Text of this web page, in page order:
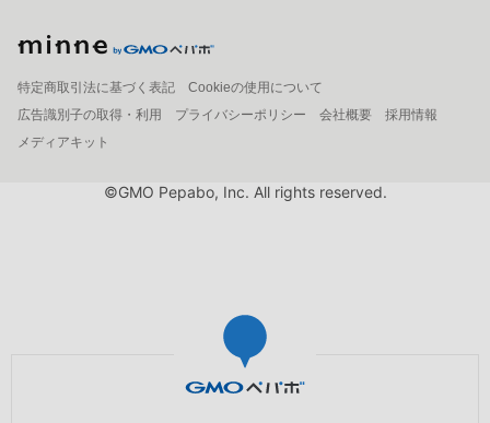
特定商取引法に基づく表記
Cookieの使用について
広告識別子の取得・利用
プライバシーポリシー 会社概要
採用情報
メディアキット
©GMO Pepabo, Inc. All rights reserved.